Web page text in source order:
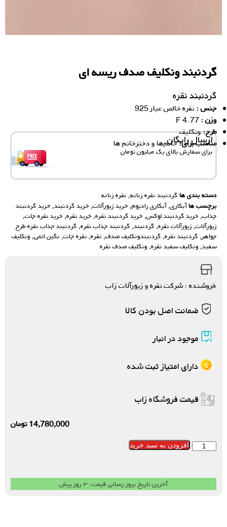
گردنبند ونکلیف صدف ریسه ای
گردنبند نقره
جنس : نقره خالص عیار 925
وزن :
طرح:ونکلیف
مناسب برای:خانم‌ها و دخترخانم هاارسال رایگان
برای سفارش‌ بالای یک میلیون تومان
دسته بندی ها گردنبند نقره زنانه, نقره زنانه
برچسب هاآبکاری,آبکاری رادیوم, خرید زیورآلات, خرید گردنبند, خرید گردنبند
جذاب, خرید گردنبند لوکس, خرید گردنبند نقره, خرید نقره, خرید نقره جات,
زیورآلات, زیورآلات نقره, گردنبند, گردنبند جذاب نقره, گردنبند جذاب نقره طرح
جواهر, گردنبند نقره, گردنبندونکلیف صدف, نقره, نقره جات, نگین اتمی, ونکلیف
سفید, ونکلیف سفید نقره, ونکلیف صدف نقره
فروشنده : شرکت نقره و زیورآلات زاب
ضمانت اصل بودن کالا
موجود در انبار
دارای امتیاز ثبت شده
قیمت فروشگاه زاب
14,780,000تومان
افزودن به سبد خرید
آخرین تاریخ بروز رسانی قیمت: ۳ روز پیش